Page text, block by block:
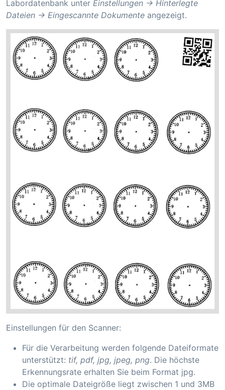
Labordatenbank unter Einstellungen -> Hinterlegte
Dateien -> Eingescannte Dokumente angezeigt.
Einstellungen für den Scanner:
Für die Verarbeitung werden folgende Dateiformate
unterstützt: tif, pdf, jpg, jpeg, png. Die höchste
Erkennungsrate erhalten Sie beim Format jpg.
Die optimale Dateigröße liegt zwischen 1 und 3MB